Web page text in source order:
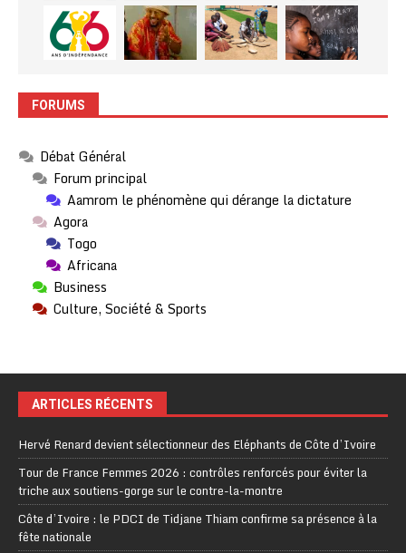
FORUMS
Débat Général
Forum principal
Aamrom le phénomène qui dérange la dictature
Agora
Togo
Africana
Business
Culture, Société & Sports
ARTICLES RÉCENTS
Hervé Renard devient sélectionneur des Eléphants de Côte d’Ivoire
Tour de France Femmes 2026 : contrôles renforcés pour éviter la
triche aux soutiens-gorge sur le contre-la-montre
Côte d’Ivoire : le PDCI de Tidjane Thiam confirme sa présence à la
fête nationale